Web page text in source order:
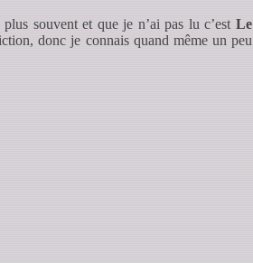
souvent et que je n’ai pas lu c’est Le
donc je connais quand même un peu